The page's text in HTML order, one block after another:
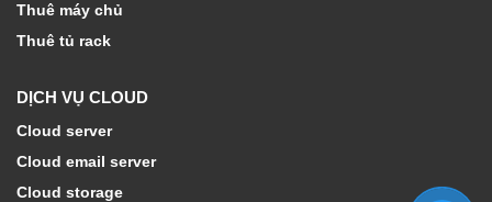
Thuê máy chủ
Thuê tủ rack
DỊCH VỤ CLOUD
Cloud server
Cloud email server
Cloud storage